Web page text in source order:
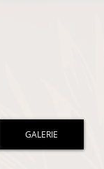
GALERIE